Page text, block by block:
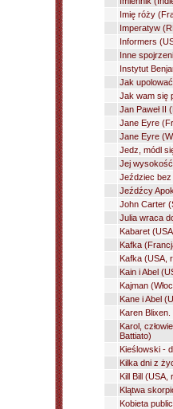
Imię róży
Imperatyw
Informers
Inne
Instytut
Jak
Jak wam się
Jan Paweł II
Jane Eyre
Jane Eyre
Jedz, módl
Jej
Jeździec bez
Jeźdźcy
John Carter
Julia wraca
Kabaret
Kafka
Kafka (USA,
Kain i Abel
Kajman
Kane i Abel
Karen
Karol,
Battiato)
Kieślowski -
Kilka dni z
Kill Bill (USA,
Klątwa
Kobieta